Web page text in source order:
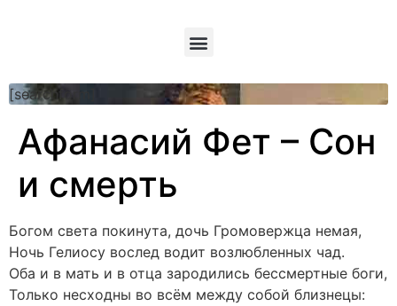
[searchform]
Афанасий Фет – Сон
и смерть
Богом света покинута, дочь Громовержца немая,
Ночь Гелиосу вослед водит возлюбленных чад.
Оба и в мать и в отца зародились бессмертные боги,
Только несходны во всём между собой близнецы: